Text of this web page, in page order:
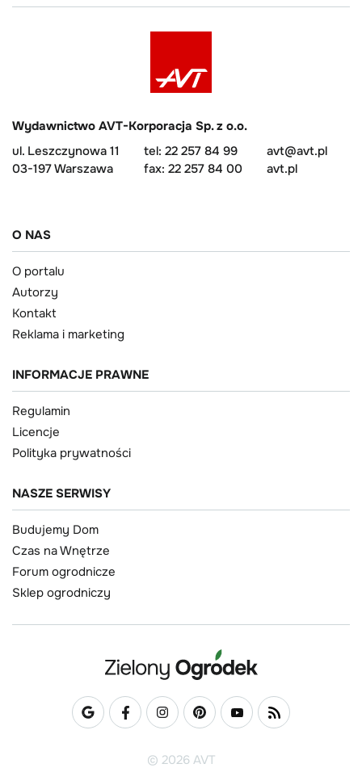
Wydawnictwo AVT-Korporacja Sp. z o.o.
ul. Leszczynowa 11
03-197 Warszawa
tel: 22 257 84 99
fax: 22 257 84 00
avt@avt.pl
avt.pl
O NAS
O portalu
Autorzy
Kontakt
Reklama i marketing
INFORMACJE PRAWNE
Regulamin
Licencje
Polityka prywatności
NASZE SERWISY
Budujemy Dom
Czas na Wnętrze
Forum ogrodnicze
Sklep ogrodniczy
© 2026 AVT